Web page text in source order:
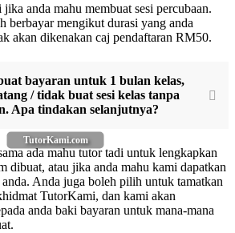
TutorKami.com
anda mahu membuat sesi percubaan.
berbayar mengikut durasi yang anda
akan dikenakan caj pendaftaran RM50.
bayaran untuk 1 bulan kelas,
/ tidak buat sesi kelas tanpa
Apa tindakan selanjutnya?
ada mahu tutor tadi untuk lengkapkan
dibuat, atau jika anda mahu kami dapatkan
Anda juga boleh pilih untuk tamatkan
TutorKami, dan kami akan
anda baki bayaran untuk mana-mana